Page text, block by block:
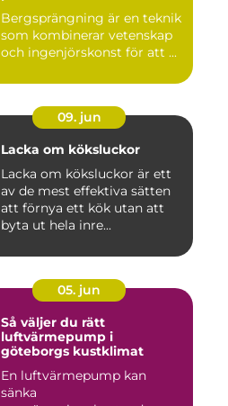
Bergsprängning är en teknik
som kombinerar vetenskap
och ingenjörskonst för att ...
09. jun
Lacka om köksluckor
Lacka om köksluckor är ett
av de mest effektiva sätten
att förnya ett kök utan att
byta ut hela inre...
05. jun
Så väljer du rätt
luftvärmepump i
göteborgs kustklimat
En luftvärmepump kan
sänka